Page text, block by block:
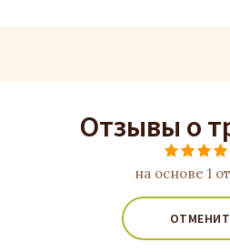
Отзывы о
на основе 1